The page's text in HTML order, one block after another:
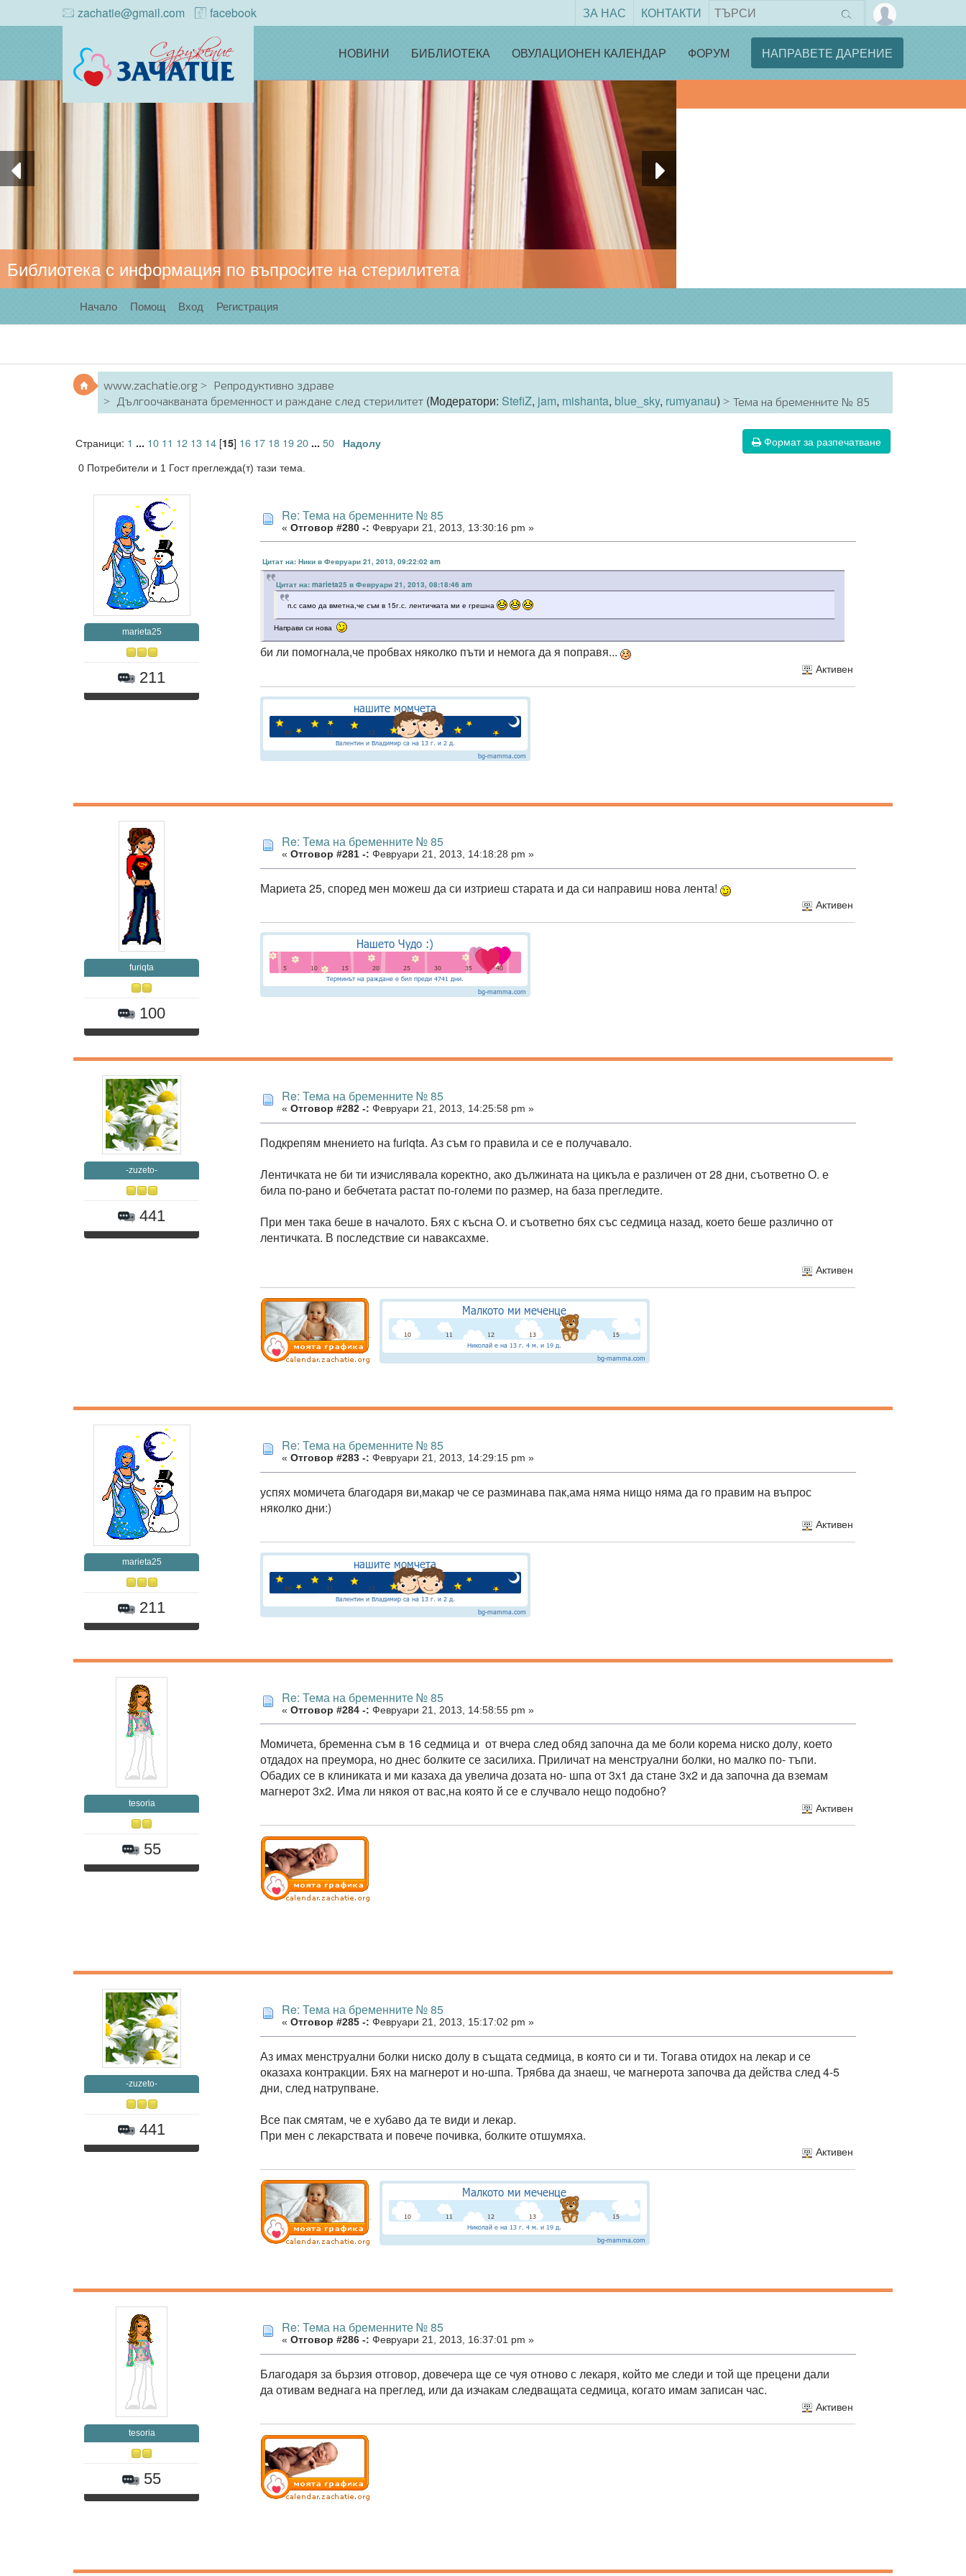
zachatie@gmail.com facebook ЗА НАС КОНТАКТИ
НОВИНИ БИБЛИОТЕКА ОВУЛАЦИОНЕН КАЛЕНДАР ФОРУМ НАПРАВЕТЕ ДАРЕНИЕ
Библиотека с информация по въпросите на стерилитета
Начало Помощ Вход Регистрация
www.zachatie.org
Репродуктивно здраве
Дългоочакваната бременност и раждане след стерилитет (Модератори: StefiZ, jam, mishanta, blue_sky, rumyanau) Тема на бременните № 85
Формат за разпечатване
Страници: 1 ... 10 11 12 13 14[15] 16 17 18 1920 ... 50 Надолу
0 Потребители и 1 Гост преглежда(т) тази тема.
marieta25
211
Re: Тема на бременните № 85
« Отговор #280 -: Февруари 21, 2013, 13:30:16 pm »
Цитат на: Ники в Февруари 21, 2013, 09:22:02 am
Цитат на: marieta25 в Февруари 21, 2013, 08:18:46 am
п.с само да вметна,че съм в 15г.с. лентичката ми е грешна
Направи си нова
би ли помогнала,че пробвах няколко пъти и немога да я поправя...
Активен
furiqta
100
Re: Тема на бременните № 85
« Отговор #281 -: Февруари 21, 2013, 14:18:28 pm »
Мариета 25, според мен можеш да си изтриеш старата и да си направиш нова лента!
Активен
-zuzeto-
441
Re: Тема на бременните № 85
« Отговор #282 -: Февруари 21, 2013, 14:25:58 pm »
Подкрепям мнението на furiqta. Аз съм го правила и се е получавало.
Лентичката не би ти изчислявала коректно, ако дължината на цикъла е различен от 28 дни, съответно О. е
била по-рано и бебчетата растат по-големи по размер, на база прегледите.
При мен така беше в началото. Бях с късна О. и съответно бях със седмица назад, което беше различно от
лентичката. В последствие си наваксахме.
Активен
marieta25
211
Re: Тема на бременните № 85
« Отговор #283 -: Февруари 21, 2013, 14:29:15 pm »
успях момичета благодаря ви,макар че се разминава пак,ама няма нищо няма да го правим на въпрос
няколко дни:)
Активен
tesoria
55
Re: Тема на бременните № 85
« Отговор #284 -: Февруари 21, 2013, 14:58:55 pm »
Момичета, бременна съм в 16 седмица и от вчера след обяд започна да ме боли корема ниско долу, което
отдадох на преумора, но днес болките се засилиха. Приличат на менструални болки, но малко по- тъпи.
Обадих се в клиниката и ми казаха да увелича дозата но- шпа от 3х1 да стане 3х2 и да започна да вземам
магнерот 3х2. Има ли някоя от вас,на която й се е случвало нещо подобно?
Активен
-zuzeto-
441
Re: Тема на бременните № 85
« Отговор #285 -: Февруари 21, 2013, 15:17:02 pm »
Аз имах менструални болки ниско долу в същата седмица, в която си и ти. Тогава отидох на лекар и се
оказаха контракции. Бях на магнерот и но-шпа. Трябва да знаеш, че магнерота започва да действа след 4-5
дни, след натрупване.
Все пак смятам, че е хубаво да те види и лекар.
При мен с лекарствата и повече почивка, болките отшумяха.
Активен
tesoria
55
Re: Тема на бременните № 85
« Отговор #286 -: Февруари 21, 2013, 16:37:01 pm »
Благодаря за бързия отговор, довечера ще се чуя отново с лекаря, който ме следи и той ще прецени дали
да отивам веднага на преглед, или да изчакам следващата седмица, когато имам записан час.
Активен